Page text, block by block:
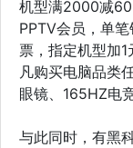
机型满2000减
PPTV会员，单
票，指定机型加
凡购买电脑品类
眼镜、165HZ电
与此同时，有黑